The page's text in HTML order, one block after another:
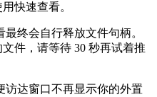
快速查看。
最终会自行释放文件句柄。
件，请等待 30 秒再试着推
访达窗口不再显示你的外置